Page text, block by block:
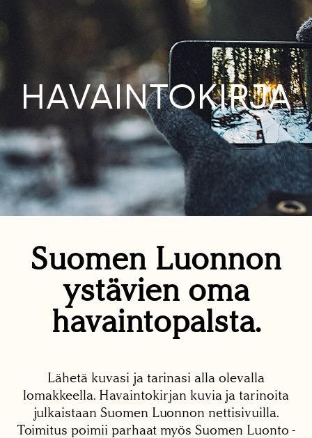
HAVAINTOKIRJA
Suomen Luonnon
ystävien oma
havaintopalsta.
Lähetä kuvasi ja tarinasi alla olevalla
lomakkeella. Havaintokirjan kuvia ja tarinoita
julkaistaan Suomen Luonnon nettisivuilla.
Toimitus poimii parhaat myös Suomen Luonto -